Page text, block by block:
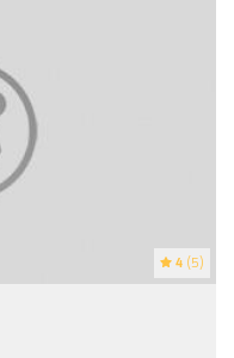
4 (5)